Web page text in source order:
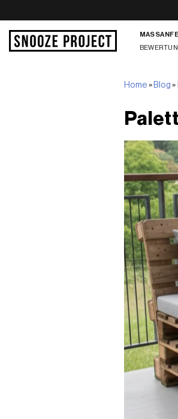
Inhalt
springen
Home » Blog »